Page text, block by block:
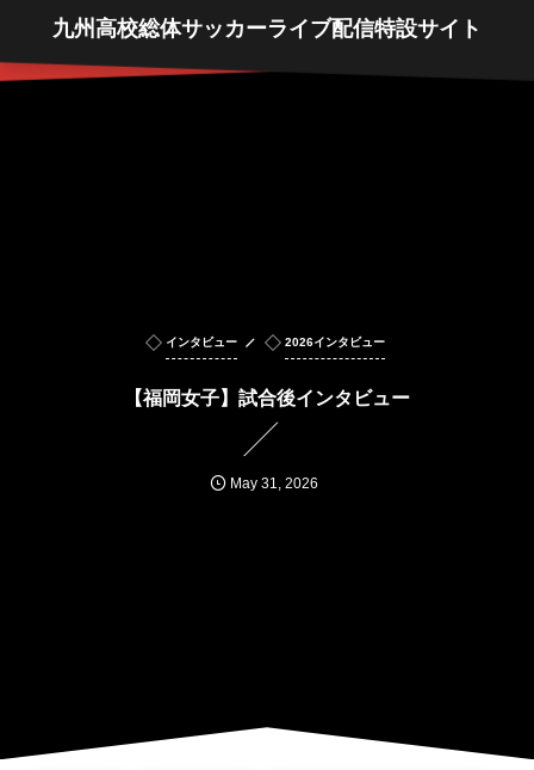
九州高校総体サッカーライブ配信特設サイト
インタビュー 2026インタビュー
【福岡女子】試合後インタビュー
May 31 ,2026